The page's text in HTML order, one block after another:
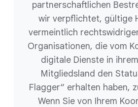
partnerschaftlichen
wir verpflichtet, gültige
vermeintlich
Organisationen, die vom
digitale Dienste in
Mitgliedsland den
Flagger“ erhalten haben,
Wenn Sie von Ihrem